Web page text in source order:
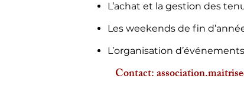
L’achat et la gestion des
Les weekends de fin
L’organisation
Contact: